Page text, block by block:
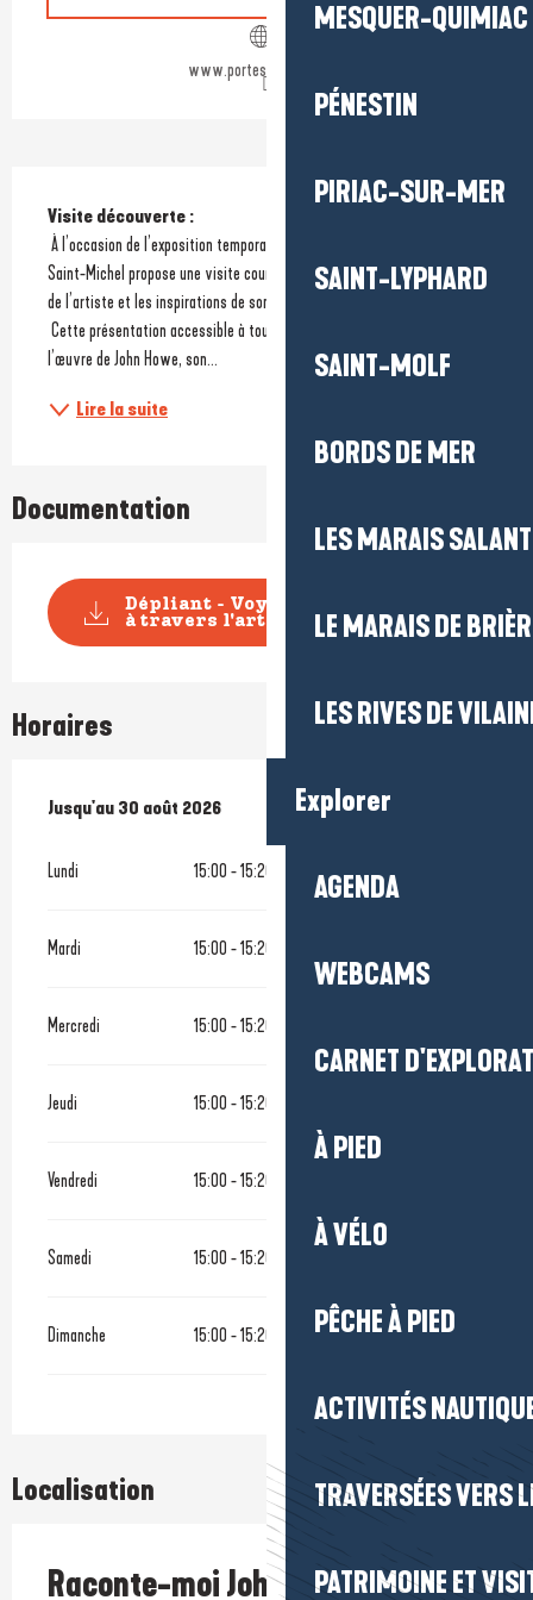
MESQUER-QUIMIAC
PÉNESTIN
PIRIAC-SUR-MER
SAINT-LYPHARD
SAINT-MOLF
BORDS DE MER
LES MARAIS
LE MARAIS DE
LES RIVES DE
Explorer
AGENDA
WEBCAMS
CARNET
À PIED
À VÉLO
PÊCHE À PIED
ACTIVITÉS
TRAVERSÉES VERS
PATRIMOINE ET
www.portesaintmichel.fr
Description
Visite découverte :
Saint-Michel propose une visite courte permettant d’aborder l’univers
de l’artiste et les inspirations de son travail.
l’œuvre de John Howe, son...
Lire la suite
Documentation
Dépliant - Voyages fantastiques
à travers l'art...
Horaires
Du6 juillet 2026au30 août 2026
Jusqu'au 30 août 2026
Lundi 15:00 - 15:20
Mardi 15:00 - 15:20
Mercredi 15:00 - 15:20
Jeudi 15:00 - 15:20
Vendredi 15:00 - 15:20
Samedi 15:00 - 15:20
Dimanche 15:00 - 15:20
Localisation
Raconte-moi John Howe